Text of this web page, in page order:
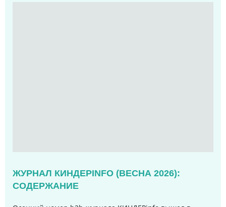
ЖУРНАЛ КИНДЕРINFO (ВЕСНА 2026):
СОДЕРЖАНИЕ